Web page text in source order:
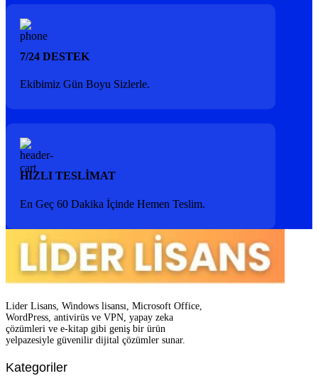
7/24 DESTEK
Ekibimiz Gün Boyu Sizlerle.
HIZLI TESLİMAT
En Geç 60 Dakika İçinde Hemen Teslim.
Lider Lisans, Windows lisansı, Microsoft Office,
WordPress, antivirüs ve VPN, yapay zeka
çözümleri ve e-kitap gibi geniş bir ürün
yelpazesiyle güvenilir dijital çözümler sunar.
Kategoriler